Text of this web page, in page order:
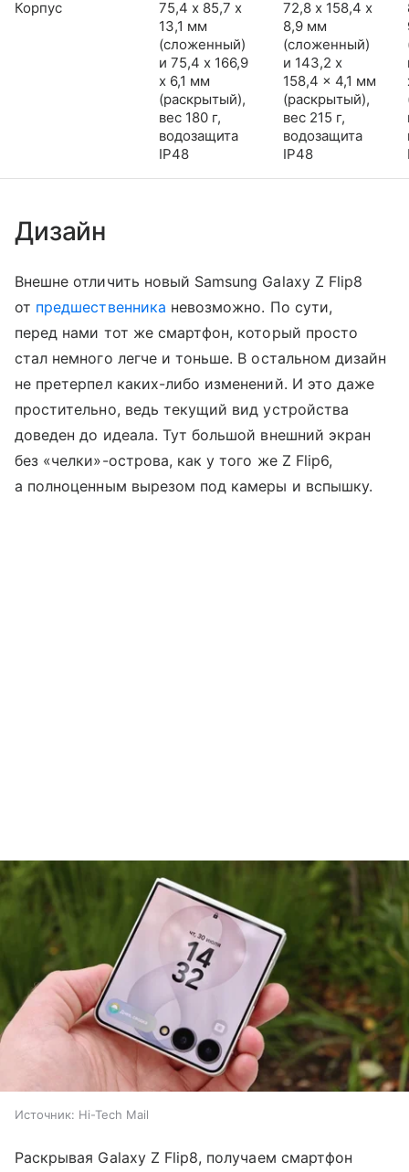
Корпус
75,4 х 85,7 х
13,1 мм
(сложенный)
и 75,4 x 166,9
x 6,1 мм
(раскрытый),
вес 180 г,
водозащита
IP48
72,8 х 158,4 х
8,9 мм
(сложенный)
и 143,2 x
158,4 x 4,1 мм
(раскрытый),
вес 215 г,
водозащита
IP48
Дизайн
Внешне отличить новый Samsung Galaxy Z Flip8
от предшественника невозможно. По сути,
перед нами тот же смартфон, который просто
стал немного легче и тоньше. В остальном дизайн
не претерпел каких-либо изменений. И это даже
простительно, ведь текущий вид устройства
доведен до идеала. Тут большой внешний экран
без «челки»-острова, как у того же Z Flip6,
а полноценным вырезом под камеры и вспышку.
Источник: Hi-Tech Mail
Раскрывая Galaxy Z Flip8, получаем смартфон